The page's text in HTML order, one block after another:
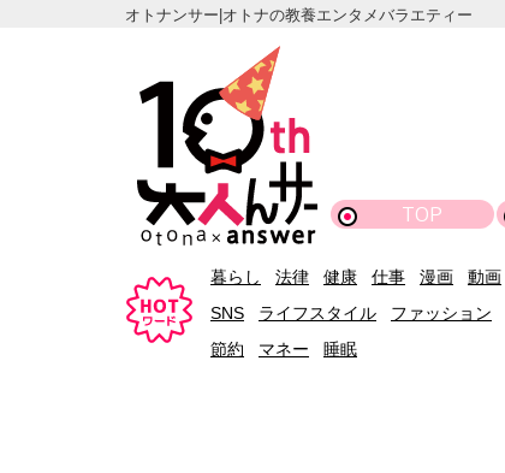
オトナンサー|オトナの教養エンタメバラエティー
TOP
暮らし 法律 健康 仕事 漫画 動画
SNS
ライフスタイル ファッション
節約
マネー 睡眠